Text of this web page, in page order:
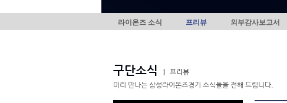
라이온즈 소식 프리뷰 외부감사보고서
구단소식
프리뷰
미리 만나는 삼성라이온즈경기 소식들을 전해 드립니다.